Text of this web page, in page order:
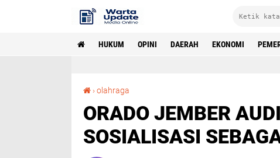
HUKUM OPINI DAERAH EKONOMI
›olahraga
ORADO JEMBER
SOSIALISASI